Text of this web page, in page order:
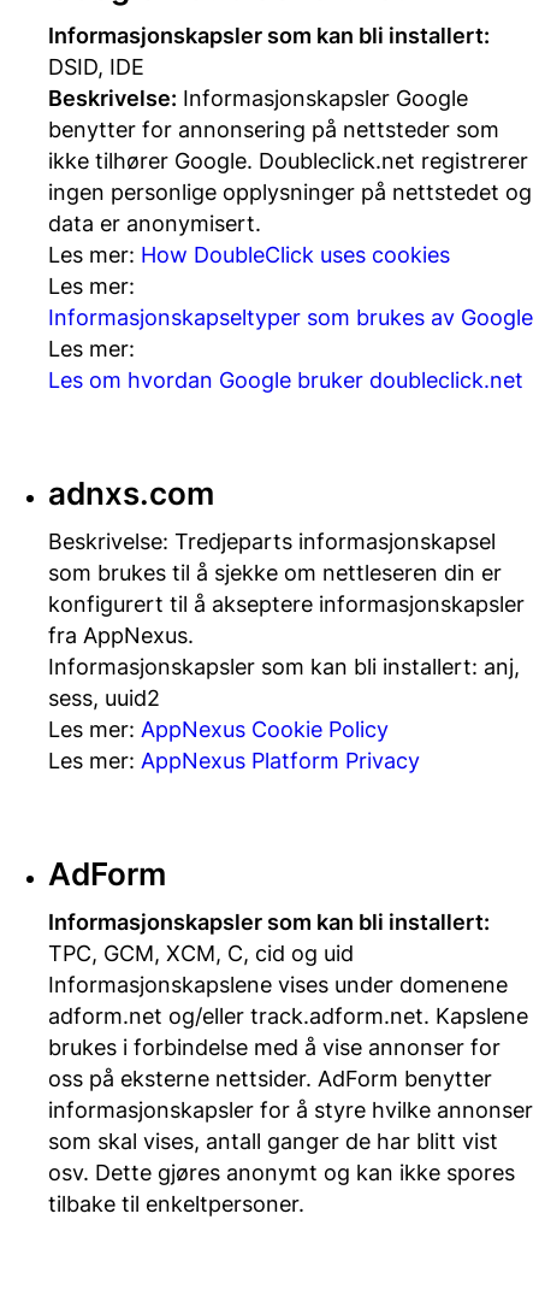
Informasjonskapsler som kan bli installert:
DSID, IDE
Beskrivelse: Informasjonskapsler Google
benytter for annonsering på nettsteder som
ikke tilhører Google. Doubleclick.net registrerer
ingen personlige opplysninger på nettstedet og
data er anonymisert.
Les mer: How DoubleClick uses cookies
Les mer:
Informasjonskapseltyper som brukes av Google
Les mer:
Les om hvordan Google bruker doubleclick.net
adnxs.com
Beskrivelse: Tredjeparts informasjonskapsel
som brukes til å sjekke om nettleseren din er
konfigurert til å akseptere informasjonskapsler
fra AppNexus.
Informasjonskapsler som kan bli installert: anj,
sess, uuid2
Les mer: AppNexus Cookie Policy
Les mer: AppNexus Platform Privacy
AdForm
Informasjonskapsler som kan bli installert:
TPC, GCM, XCM, C, cid og uid
Informasjonskapslene vises under domenene
adform.net og/eller track.adform.net. Kapslene
brukes i forbindelse med å vise annonser for
oss på eksterne nettsider. AdForm benytter
informasjonskapsler for å styre hvilke annonser
som skal vises, antall ganger de har blitt vist
osv. Dette gjøres anonymt og kan ikke spores
tilbake til enkeltpersoner.